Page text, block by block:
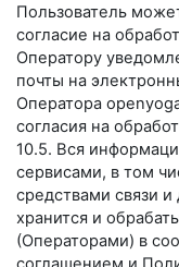
Пользователь
согласие на
Оператору
почты на
Оператора
согласия на
10.5. Вся
сервисами, в том
средствами связи
хранится и
(Операторами) в